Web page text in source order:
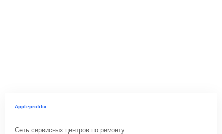
Appleprofifix
Сеть сервисных центров по ремонту